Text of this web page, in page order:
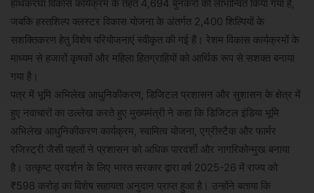
हाथकरघा विकास कार्यक्रम के तहत 4,694 बुनकरों को लाभान्वित किया गया है,
जबकि हस्तशिल्प क्लस्टर विकास योजना के अंतर्गत 2,400 शिल्पियों के
सशक्तिकरण हेतु विशेष परियोजनाएं स्वीकृत की गई हैं। रेशम विकास कार्यक्रमों के
माध्यम से हजारों कृषकों और महिला हितग्राहियों को आर्थिक रूप से सशक्त बनाया
गया है।
पत्र में भूमि अभिलेख आधुनिकीकरण, डिजिटल प्रशासन और सुशासन के क्षेत्र में
हुए नवाचारों का उल्लेख करते हुए मुख्यमंत्री ने कहा कि डिजिटल इंडिया भूमि
अभिलेख आधुनिकीकरण कार्यक्रम, स्वामित्व योजना, एग्रीस्टैक और फार्मर
रजिस्ट्री जैसी पहलों ने प्रशासन को अधिक पारदर्शी और नागरिकोन्मुख बनाया
है। उत्कृष्ट प्रदर्शन के लिए भारत सरकार द्वारा वर्ष 2025-26 में राज्य को
₹598 करोड़ का विशेष सहायता अनुदान प्राप्त हुआ है। उन्होंने बताया कि